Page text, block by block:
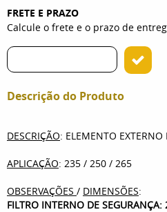
FRETE E PRAZO
Calcule o frete e o prazo de
Descrição do Produto
DESCRIÇÃO: ELEMENTO EXTERNO
APLICAÇÃO: 235 / 250 / 265
OBSERVAÇÕES / DIMENSÕES:
FILTRO INTERNO DE SEGURANÇA: